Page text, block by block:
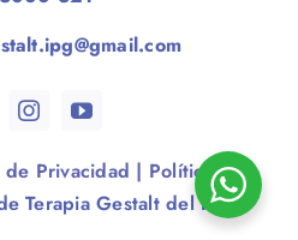
de Privacidad | Política de
Terapia Gestalt del IPG